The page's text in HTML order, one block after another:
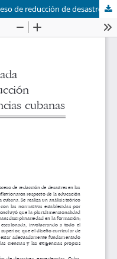
de reducción de desastres